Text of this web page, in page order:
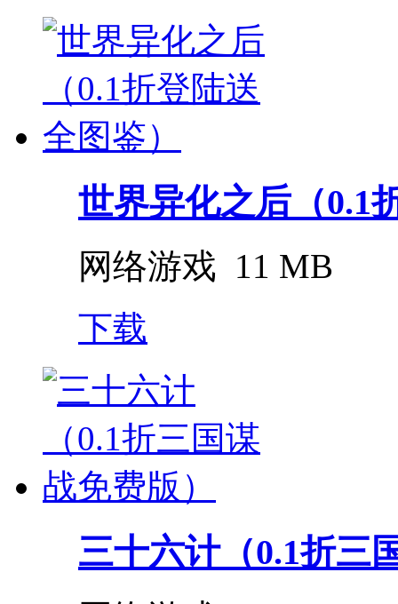
世界异化之后（0.1
网络游戏 11 MB
下载
三十六计（0.1折三